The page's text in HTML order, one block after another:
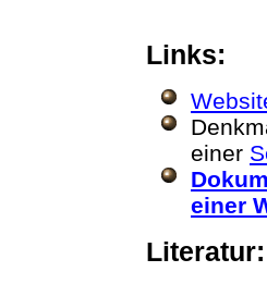
Links:
einer
einer